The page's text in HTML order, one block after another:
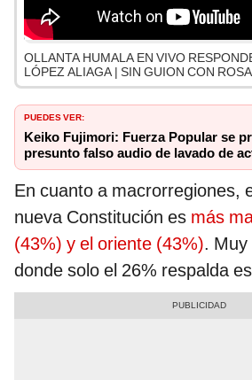
OLLANTA HUMALA EN VIVO
LÓPEZ ALIAGA | SIN GUION CON
PUEDES VER:
Keiko Fujimori: Fuerza Popular se
presunto falso audio de lavado de
En cuanto a macrorregiones,
nueva Constitución es más
(43%) y el oriente (43%). Muy
donde solo el 26% respalda